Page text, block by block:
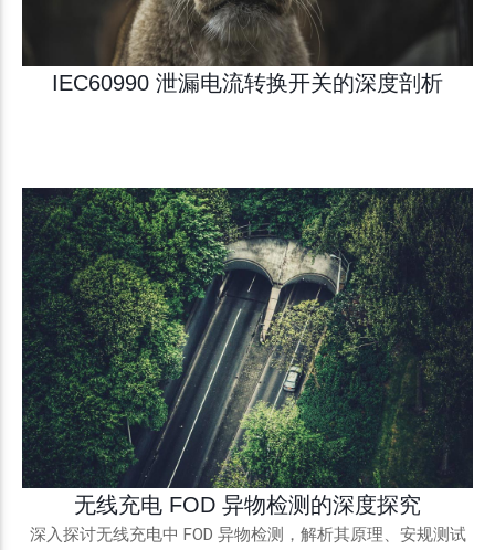
IEC60990 泄漏电流转换开关的深度剖析
无线充电 FOD 异物检测的深度探究
深入探讨无线充电中 FOD 异物检测，解析其原理、安规测试